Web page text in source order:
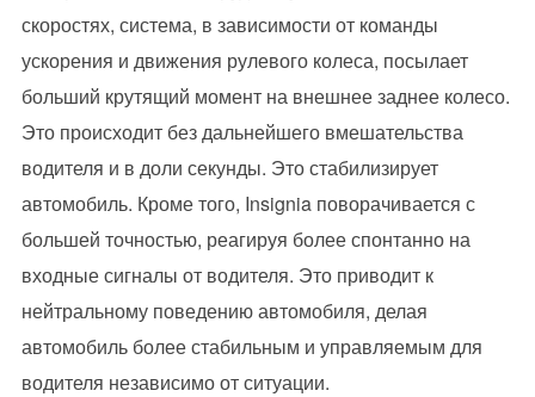
скоростях, система, в зависимости от команды
ускорения и движения рулевого колеса, посылает
больший крутящий момент на внешнее заднее колесо.
Это происходит без дальнейшего вмешательства
водителя и в доли секунды. Это стабилизирует
автомобиль. Кроме того, Insignia поворачивается с
большей точностью, реагируя более спонтанно на
входные сигналы от водителя. Это приводит к
нейтральному поведению автомобиля, делая
автомобиль более стабильным и управляемым для
водителя независимо от ситуации.